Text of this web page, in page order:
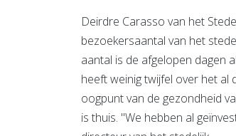
Deirdre Carasso van het
bezoekersaantal van het
aantal is de afgelopen dagen
heeft weinig twijfel over het al
oogpunt van de gezondheid
is thuis. "We hebben al